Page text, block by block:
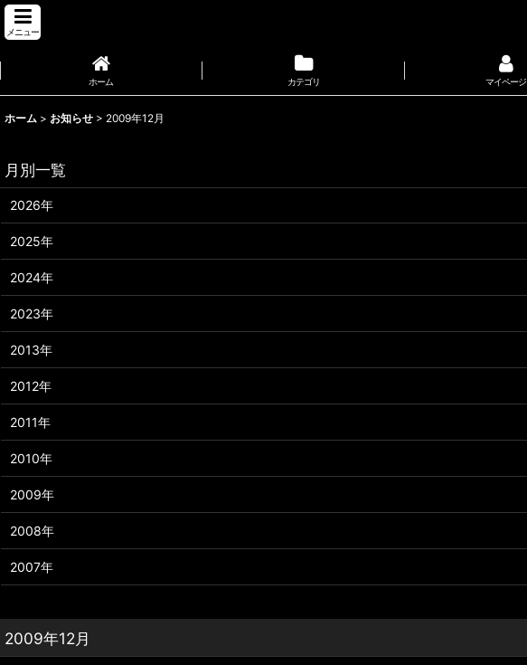
メニュー
ホーム カテゴリ マイページ
ホーム > お知らせ > 2009年12月
2009年12月
月別一覧
2026年
2025年
2024年
2023年
2013年
2012年
2011年
2010年
2009年
2008年
2007年